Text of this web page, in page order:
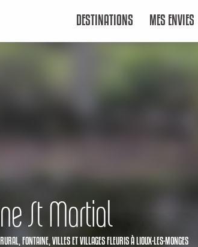
DESTINATIONS MES ENVIES
St Martial
FONTAINE, VILLES ET VILLAGES FLEURISÀ LIOUX-LES-MONGES